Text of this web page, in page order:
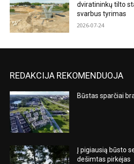
dviratininkų tilto
svarbus tyrimas
2026-07-24
REDAKCIJA REKOMENDUOJA
Būstas sparčiai
Į pigiausią būsto
dešimtas pirkėjas